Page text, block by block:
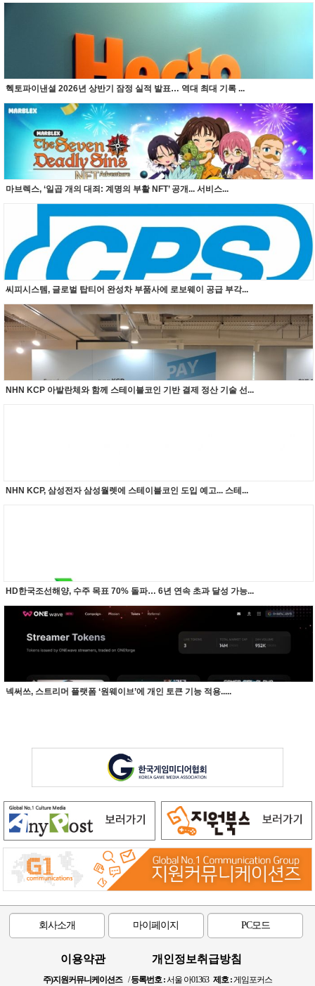
헥토파이낸셜 2026년 상반기 잠정 실적 발표… 역대 최대 기록 ...
마브렉스, ‘일곱 개의 대죄: 계명의 부활 NFT’ 공개... 서비스...
씨피시스템, 글로벌 탑티어 완성차 부품사에 로보웨이 공급 부각...
NHN KCP 아발란체와 함께 스테이블코인 기반 결제 정산 기술 선...
NHN KCP, 삼성전자 삼성월렛에 스테이블코인 도입 예고... 스테...
HD한국조선해양, 수주 목표 70% 돌파… 6년 연속 초과 달성 가능...
넥써쓰, 스트리머 플랫폼 ‘원웨이브’에 개인 토큰 기능 적용.....
회사소개 마이페이지 PC모드
이용약관 개인정보취급방침
주)지원커뮤니케이션즈/등록번호 :서울 아01363 제호 :게임포커스